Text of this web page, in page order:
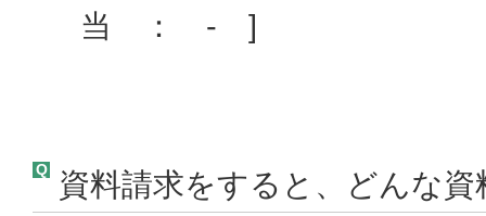
当 ： - ]
Q 資料請求をすると、どんな